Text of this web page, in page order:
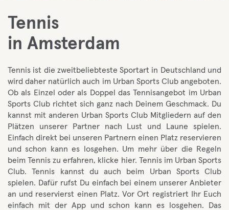
Tennis
in Amsterdam
Tennis ist die zweitbeliebteste Sportart in Deutschland und
wird daher natürlich auch im Urban Sports Club angeboten.
Ob als Einzel oder als Doppel das Tennisangebot im Urban
Sports Club richtet sich ganz nach Deinem Geschmack. Du
kannst mit anderen Urban Sports Club Mitgliedern auf den
Plätzen unserer Partner nach Lust und Laune spielen.
Einfach direkt bei unseren Partnern einen Platz reservieren
und schon kann es losgehen. Um mehr über die Regeln
beim Tennis zu erfahren, klicke hier. Tennis im Urban Sports
Club. Tennis kannst du auch beim Urban Sports Club
spielen. Dafür rufst Du einfach bei einem unserer Anbieter
an und reservierst einen Platz. Vor Ort registriert Ihr Euch
einfach mit der App und schon kann es losgehen. Das